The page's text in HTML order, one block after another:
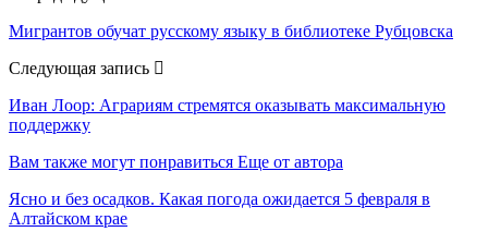
Мигрантов обучат русскому языку в библиотеке Рубцовска
Следующая запись
Иван Лоор: Аграриям стремятся оказывать максимальную
поддержку
Вам также могут понравиться Еще от автора
Ясно и без осадков. Какая погода ожидается 5 февраля в
Алтайском крае